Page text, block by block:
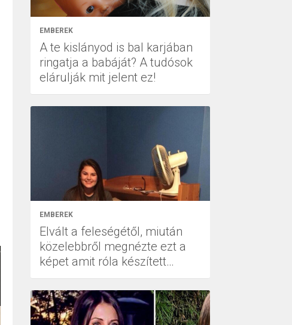
EMBEREK
A te kislányod is bal karjában
ringatja a babáját? A tudósok
elárulják mit jelent ez!
EMBEREK
Elvált a feleségétől, miután
közelebbről megnézte ezt a
képet amit róla készített…